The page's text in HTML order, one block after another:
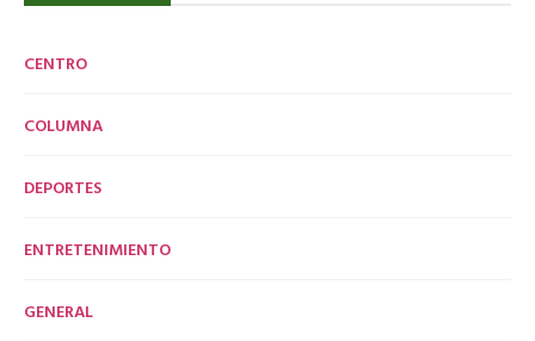
CENTRO
COLUMNA
DEPORTES
ENTRETENIMIENTO
GENERAL